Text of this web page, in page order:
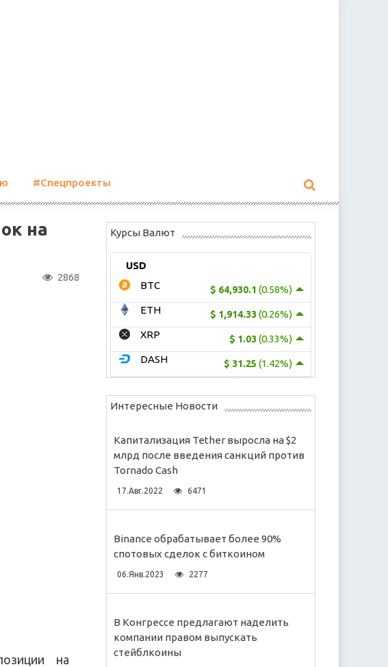
#Спецпроекты
на
2868
на
Курсы Валют
USD
$ 64,930.1 (0.58%)
BTC
$ 1,914.33 (0.26%)
ETH
$ 1.03 (0.33%)
XRP
$ 31.25 (1.42%)
DASH
Интересные Новости
Капитализация Tether выросла на $2
млрд после введения санкций против
Tornado Cash
17.Авг.2022 6471
Binance обрабатывает более 90%
спотовых сделок с биткоином
06.Янв.2023 2277
В Конгрессе предлагают наделить
компании правом выпускать
стейблкоины